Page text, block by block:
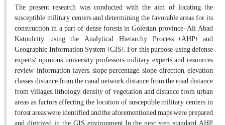
The present research was conducted with the aim of locating the
susceptible military centers and determining the favorable areas for its
construction in a part of dense forests in Golestan province-Ali Abad
Katoulcity, using the Analytical Hierarchy Process (AHP) and
Geographic Information System (GIS). For this purpose, using defense
experts’ opinions, university professors, military experts and resources
review, information layers, slope percentage, slope direction, elevation
classes, distance from the canal network, distance from the road, distance
from villages, lithology, density of vegetation and distance from urban
areas as factors affecting the location of susceptible military centers in
forest areas were identified and the aforementioned maps were prepared